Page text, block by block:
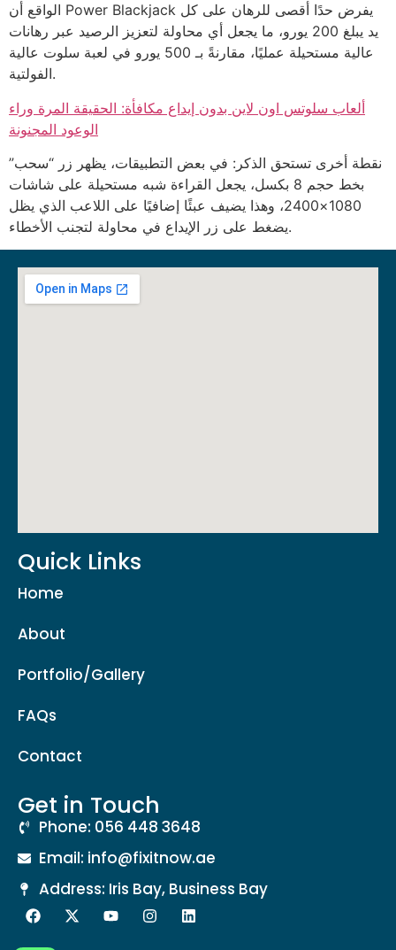
الواقع أن Power Blackjack يفرض حدًا أقصى للرهان على كل
يد يبلغ 200 يورو، ما يجعل أي محاولة لتعزيز الرصيد عبر رهانات
عالية مستحيلة عمليًا، مقارنةً بـ 500 يورو في لعبة سلوت عالية
الفولتية.
ألعاب سلوتس اون لاين بدون إيداع مكافأة: الحقيقة المرة وراء
الوعود المجنونة
نقطة أخرى تستحق الذكر: في بعض التطبيقات، يظهر زر “سحب”
بخط حجم 8 بكسل، يجعل القراءة شبه مستحيلة على شاشات
1080×2400، وهذا يضيف عبئًا إضافيًا على اللاعب الذي يظل
يضغط على زر الإيداع في محاولة لتجنب الأخطاء.
Quick Links
Home
About
Portfolio/Gallery
FAQs
Contact
Get in Touch
Phone: 056 448 3648
Email: info@fixitnow.ae
Address: Iris Bay, Business Bay